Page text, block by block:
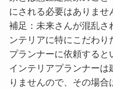
にされる必要はありませ
補足：未来さんが混乱さ
ンテリアに特にこだわ
プランナーに依頼すると
インテリアプランナー
りませんので、その場